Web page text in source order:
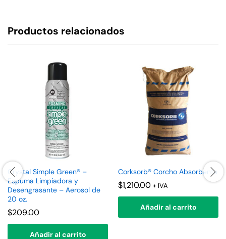
Productos relacionados
Crystal Simple Green® –
Espuma Limpiadora y
Desengrasante – Aerosol de
20 oz.
$209.00
Añadir al carrito
Corksorb® Corcho Absorbente
$1,210.00 + IVA
Añadir al carrito